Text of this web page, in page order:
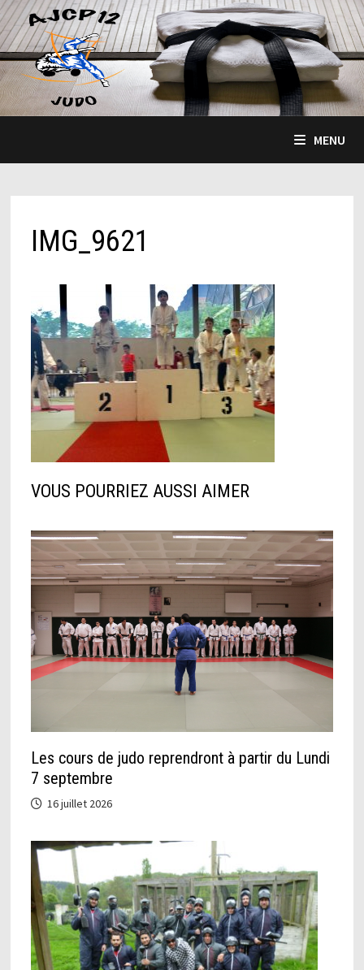
Passer
au
contenu
MENU
IMG_9621
VOUS POURRIEZ AUSSI AIMER
Les cours de judo reprendront à partir du Lundi
7 septembre
16 juillet 2026